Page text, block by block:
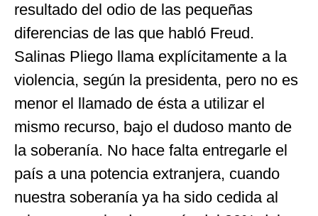
resultado del odio de las pequeñas
diferencias de las que habló Freud.
Salinas Pliego llama explícitamente a la
violencia, según la presidenta, pero no es
menor el llamado de ésta a utilizar el
mismo recurso, bajo el dudoso manto de
la soberanía. No hace falta entregarle el
país a una potencia extranjera, cuando
nuestra soberanía ya ha sido cedida al